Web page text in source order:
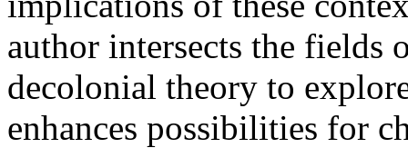
author intersects the fields
decolonial theory to
enhances possibilities for